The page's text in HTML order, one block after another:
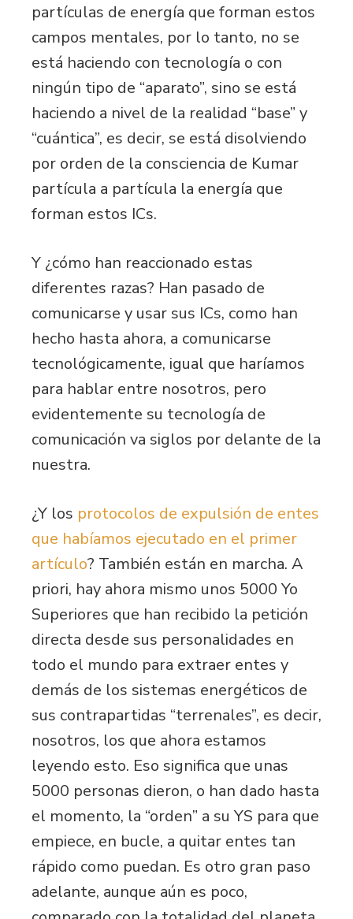
partículas de energía que forman estos
campos mentales, por lo tanto, no se
está haciendo con tecnología o con
ningún tipo de “aparato”, sino se está
haciendo a nivel de la realidad “base” y
“cuántica”, es decir, se está disolviendo
por orden de la consciencia de Kumar
partícula a partícula la energía que
forman estos ICs.
Y ¿cómo han reaccionado estas
diferentes razas? Han pasado de
comunicarse y usar sus ICs, como han
hecho hasta ahora, a comunicarse
tecnológicamente, igual que haríamos
para hablar entre nosotros, pero
evidentemente su tecnología de
comunicación va siglos por delante de la
nuestra.
¿Y los protocolos de expulsión de entes
que habíamos ejecutado en el primer
artículo? También están en marcha. A
priori, hay ahora mismo unos 5000 Yo
Superiores que han recibido la petición
directa desde sus personalidades en
todo el mundo para extraer entes y
demás de los sistemas energéticos de
sus contrapartidas “terrenales”, es decir,
nosotros, los que ahora estamos
leyendo esto. Eso significa que unas
5000 personas dieron, o han dado hasta
el momento, la “orden” a su YS para que
empiece, en bucle, a quitar entes tan
rápido como puedan. Es otro gran paso
adelante, aunque aún es poco,